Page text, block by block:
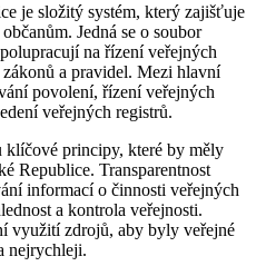
je složitý systém, který zajišťuje
Jedná se o soubor
na řízení veřejných
a pravidel. Mezi hlavní
povolení, řízení veřejných
veřejných registrů.
klíčové principy, které by měly
Republice. Transparentnost
informací o činnosti veřejných
a kontrola veřejnosti.
využití zdrojů, aby byly veřejné
nejrychleji.